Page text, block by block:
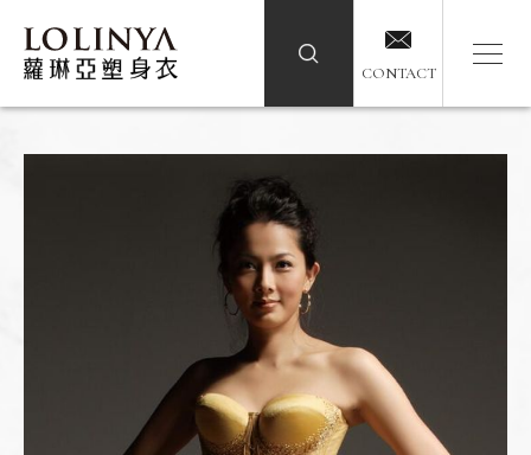
CONTACT
CONTACT